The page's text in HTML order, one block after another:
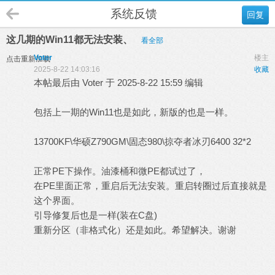
回复
系统反馈
这几期的Win11都无法安装、 看全部
点击重新加载 楼主
Voter
收藏
2025-8-22 14:03:16
本帖最后由 Voter 于 2025-8-22 15:59 编辑
包括上一期的Win11也是如此，新版的也是一样。
13700KF\华硕Z790GM\固态980\掠夺者冰刃6400 32*2
正常PE下操作。油漆桶和微PE都试过了，
在PE里面正常，重启后无法安装。重启转圈过后直接就是
这个界面。
引导修复后也是一样(装在C盘)
重新分区（非格式化）还是如此。希望解决。谢谢